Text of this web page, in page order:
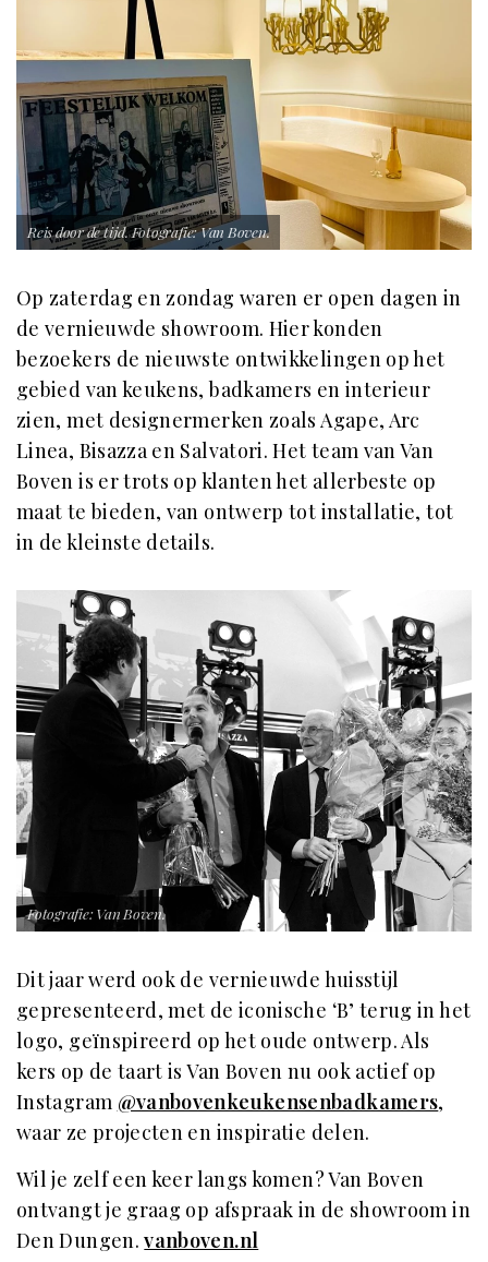
Reis door de tijd. Fotografie: Van Boven.
Op zaterdag en zondag waren er open dagen in
de vernieuwde showroom. Hier konden
bezoekers de nieuwste ontwikkelingen op het
gebied van keukens, badkamers en interieur
zien, met designermerken zoals Agape, Arc
Linea, Bisazza en Salvatori. Het team van Van
Boven is er trots op klanten het allerbeste op
maat te bieden, van ontwerp tot installatie, tot
in de kleinste details.
Fotografie: Van Boven.
Dit jaar werd ook de vernieuwde huisstijl
gepresenteerd, met de iconische ‘B’ terug in het
logo, geïnspireerd op het oude ontwerp. Als
kers op de taart is Van Boven nu ook actief op
Instagram @vanbovenkeukensenbadkamers,
waar ze projecten en inspiratie delen.
Wil je zelf een keer langs komen? Van Boven
ontvangt je graag op afspraak in de showroom in
Den Dungen.vanboven.nl